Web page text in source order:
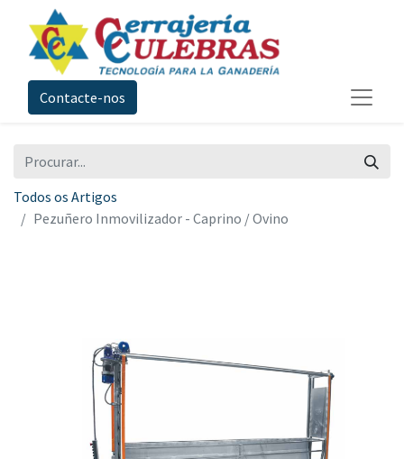
Contacte-nos
Todos os Artigos
Pezuñero Inmovilizador - Caprino / Ovino